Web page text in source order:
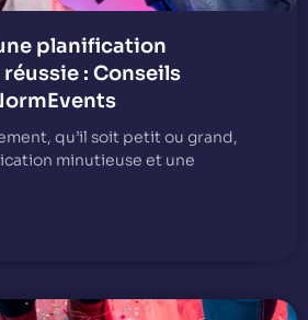
planification
: Conseils
qu’il soit petit ou grand,
minutieuse et une